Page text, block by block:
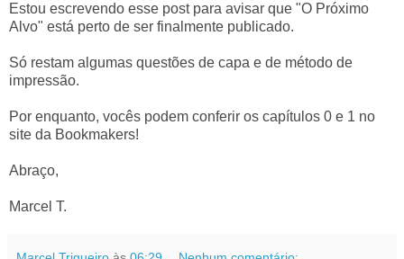
Estou escrevendo esse post para avisar que "O Próximo
Alvo" está perto de ser finalmente publicado.
Só restam algumas questões de capa e de método de
impressão.
Por enquanto, vocês podem conferir os capítulos 0 e 1 no
site da Bookmakers!
Abraço,
Marcel T.